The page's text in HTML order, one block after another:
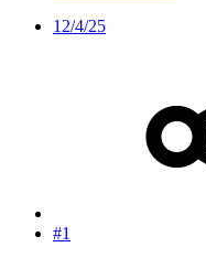
12/4/25
#1